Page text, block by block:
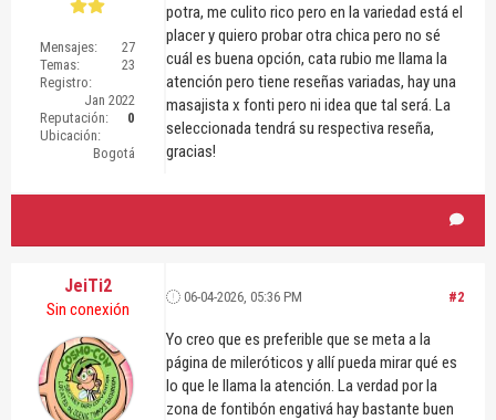
Mensajes:
27
Temas:
23
Registro:
Jan 2022
Reputación:
0
Ubicación:
Bogotá
potra, me culito rico pero en la variedad está el
placer y quiero probar otra chica pero no sé
cuál es buena opción, cata rubio me llama la
atención pero tiene reseñas variadas, hay una
masajista x fonti pero ni idea que tal será. La
seleccionada tendrá su respectiva reseña,
gracias!
JeiTi2
Sin conexión
#2
06-04-2026, 05:36 PM
Yo creo que es preferible que se meta a la
página de mileróticos y allí pueda mirar qué es
lo que le llama la atención. La verdad por la
zona de fontibón engativá hay bastante buen